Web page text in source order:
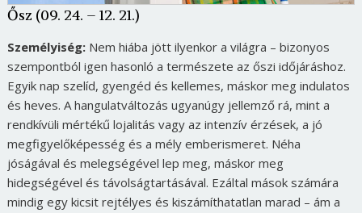
Ősz (09. 24. – 12. 21.)
Személyiség:Nem hiába jött ilyenkor a világra – bizonyos
szempontból igen hasonló a természete az őszi időjáráshoz.
Egyik nap szelíd, gyengéd és kellemes, máskor meg indulatos
és heves. A hangulatváltozás ugyanúgy jellemző rá, mint a
rendkívüli mértékű lojalitás vagy az intenzív érzések, a jó
megfigyelőképesség és a mély emberismeret. Néha
jóságával és melegségével lep meg, máskor meg
hidegségével és távolságtartásával. Ezáltal mások számára
mindig egy kicsit rejtélyes és kiszámíthatatlan marad – ám a